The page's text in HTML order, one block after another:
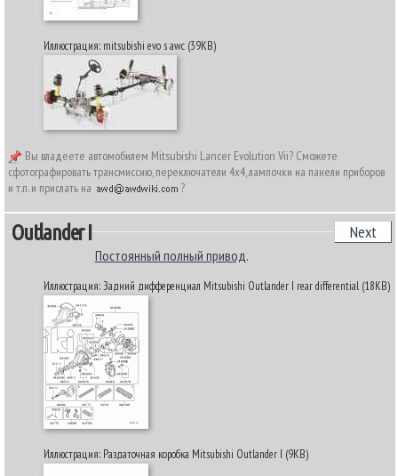
Иллюстрация: mitsubishi evo s awc (39KB)
Вы владеете автомобилем Mitsubishi Lancer Evolution Vii? Сможете
сфотографировать трансмиссию, переключатели 4х4, лампочки на панели приборов
и т.п. и прислать на
?
Outlander I Next
Постоянный полный привод.
Иллюстрация: Задний дифференциал Mitsubishi Outlander I rear differential (18KB)
Иллюстрация: Раздаточная коробка Mitsubishi Outlander I (9KB)